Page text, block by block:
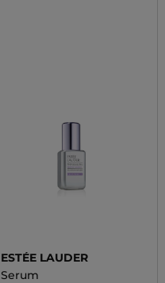
ESTÉE LAUDER
Serum